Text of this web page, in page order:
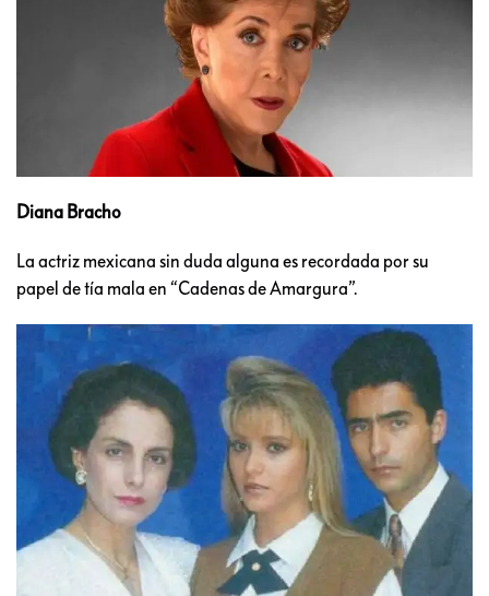
Diana Bracho
La actriz mexicana sin duda alguna es recordada por su
papel de tía mala en “Cadenas de Amargura”.